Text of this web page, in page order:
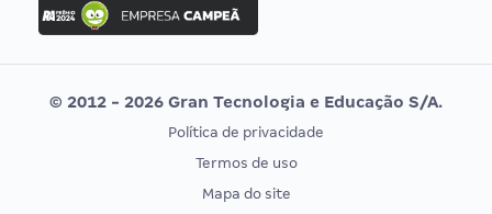
Concurso MPU
Editais publicados
Vunesp
CONCURSOS POR PROFISSÃO
EXAME DE ORDEM
© 2012 - 2026 Gran Tecnologia e Educação S/A.
Política de privacidade
Termos de uso
Mapa do site